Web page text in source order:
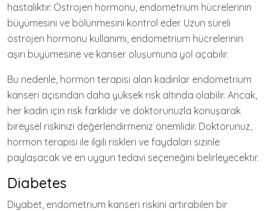
hastalıktır. Östrojen hormonu, endometrium hücrelerinin
büyümesini ve bölünmesini kontrol eder. Uzun süreli
östrojen hormonu kullanımı, endometrium hücrelerinin
aşırı büyümesine ve kanser oluşumuna yol açabilir.
Bu nedenle, hormon terapisi alan kadınlar endometrium
kanseri açısından daha yüksek risk altında olabilir. Ancak,
her kadın için risk farklıdır ve doktorunuzla konuşarak
bireysel riskinizi değerlendirmeniz önemlidir. Doktorunuz,
hormon terapisi ile ilgili riskleri ve faydaları sizinle
paylaşacak ve en uygun tedavi seçeneğini belirleyecektir.
Diabetes
Diyabet, endometrium kanseri riskini artırabilen bir